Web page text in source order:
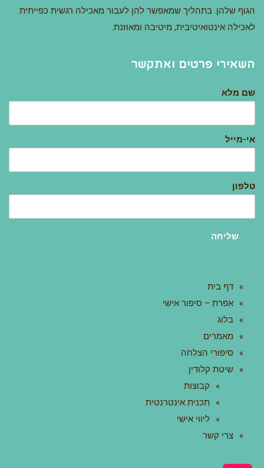
הגוף שלהן. בתהליך שמאפשר להן לעבור מאכילה רגשית כפייתית
לאכילה אינטואיטיבית, מיטיבה ומאוזנת.
השאירי פרטים ואתקשר
שם מלא
אי-מייל
טלפון
שליחה
דף בית
אפרת – סיפור אישי
בלוג
מאמרים
סיפורי הצלחה
שיטת קלודין
קבוצות
תכנית אינטרנטית
ליווי אישי
צרי קשר